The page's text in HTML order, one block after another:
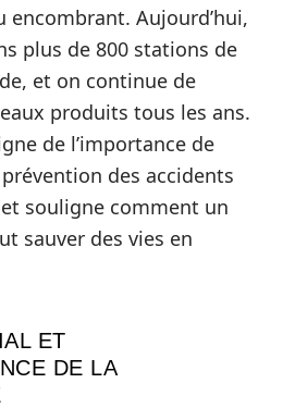
encombrant. Aujourd’hui,
plus de 800 stations de
et on continue de
produits tous les ans.
de l’importance de
des accidents
souligne comment un
sauver des vies en
ET
DE LA